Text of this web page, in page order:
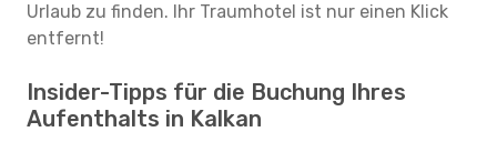
Urlaub zu finden. Ihr Traumhotel ist nur einen Klick
entfernt!
Insider-Tipps für die Buchung Ihres
Aufenthalts in Kalkan